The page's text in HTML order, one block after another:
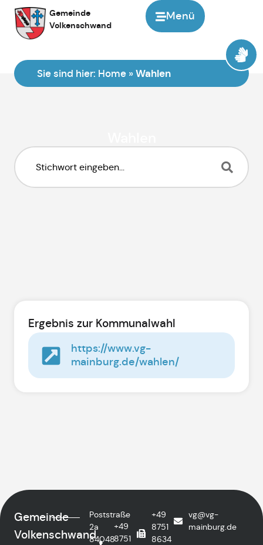
springen
Menü
Gemeinde
Volkenschwand
Sie sind hier: Home »Wahlen
Ergebnis zur Kommunalwahl
https://www.vg-
mainburg.de/wahlen/
Gemeinde
Volkenschwand
Poststraße
2a
84048
+49
8751
+49
8751
8634
vg@vg-
mainburg.de